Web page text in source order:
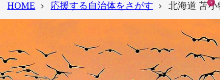
HOME 応援する自治体をさがす 北海道 苫小